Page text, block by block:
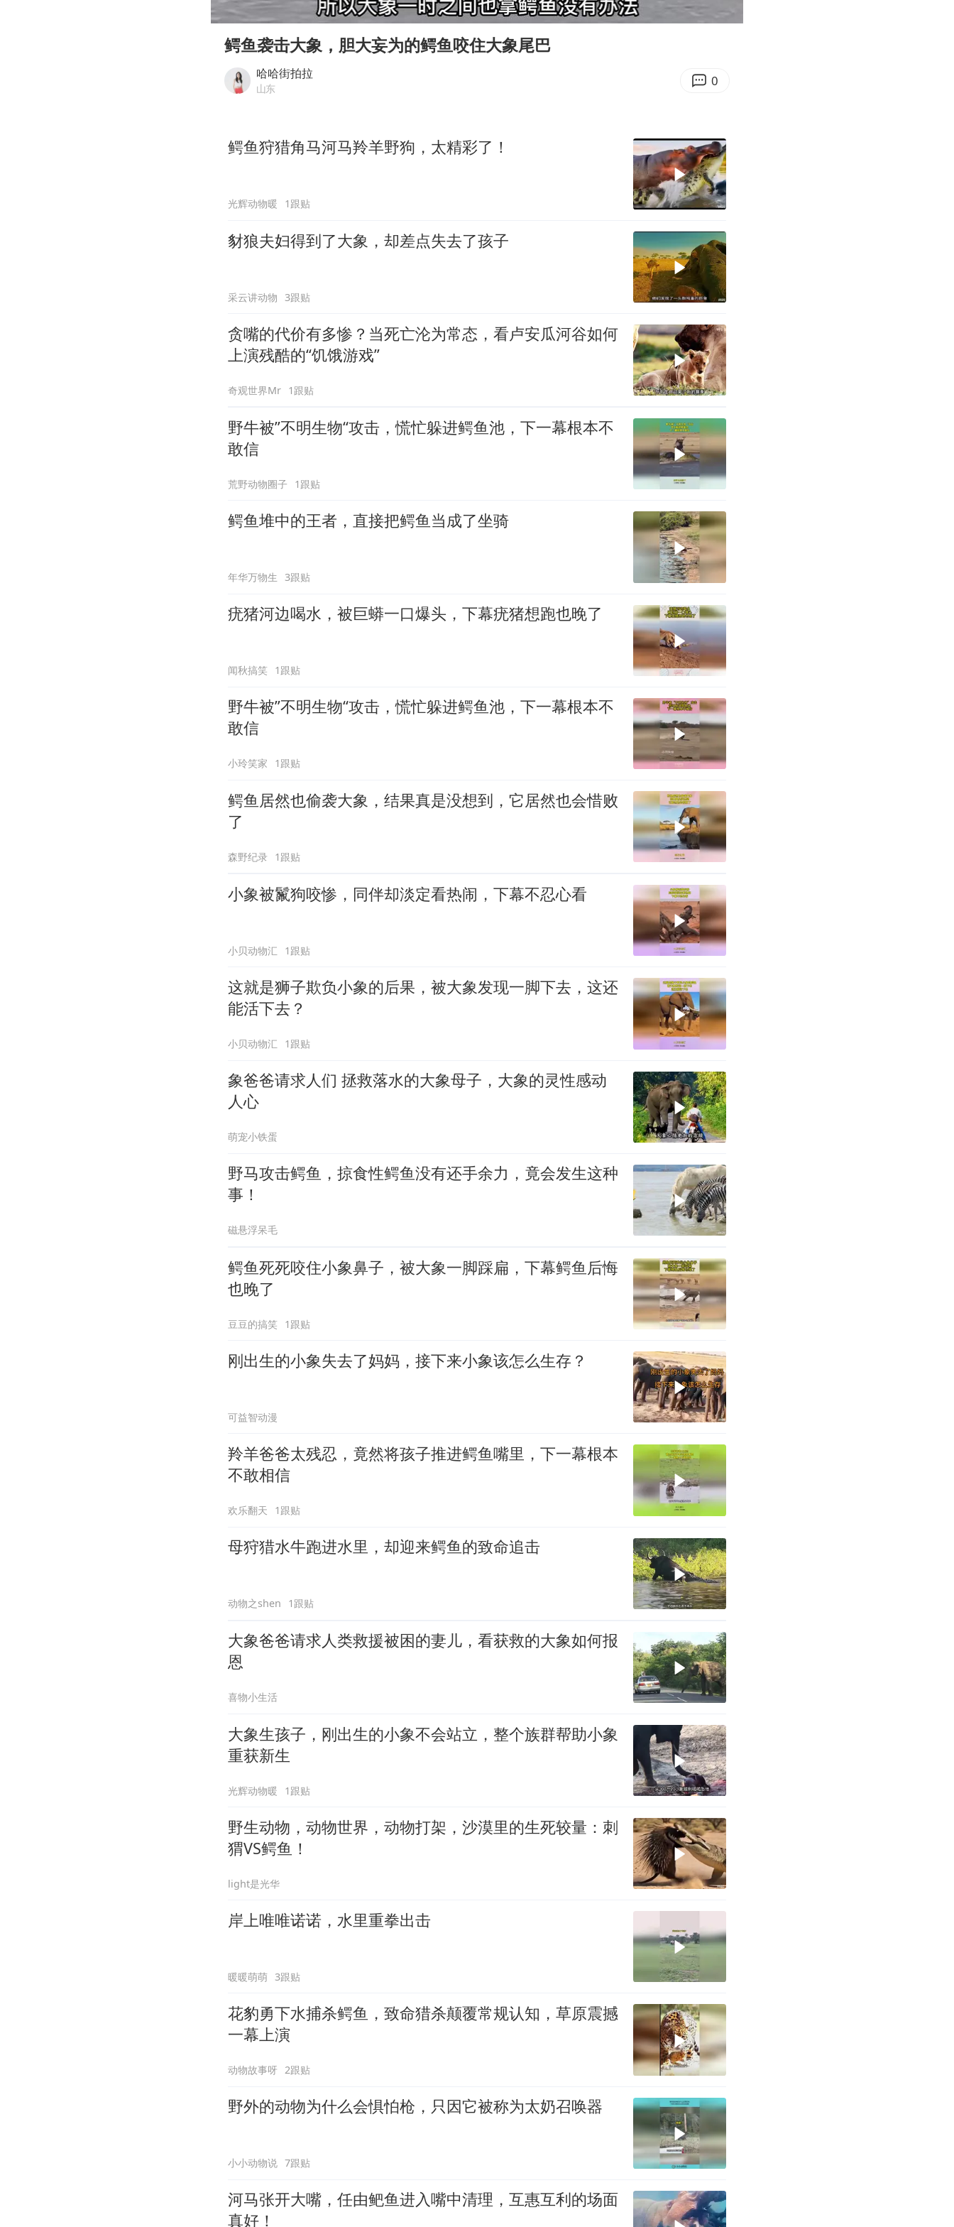
女子利用漏洞0元薅走3000多件家电
80后女柜员逆袭成4200亿银行副行长
村民谈“梅姨”：叫的其实是“媒姨”
Play
00:00 01:34
Enter
鳄鱼袭击大象，胆大妄为的鳄鱼咬住大象尾巴
哈哈街拍拉
山东 0
鳄鱼狩猎角马河马羚羊野狗，太精彩了！
光辉动物暖 1跟贴
豺狼夫妇得到了大象，却差点失去了孩子
采云讲动物 3跟贴
贪嘴的代价有多惨？当死亡沦为常态，看卢安瓜河谷如何
上演残酷的“饥饿游戏”
奇观世界Mr 1跟贴
野牛被”不明生物“攻击，慌忙躲进鳄鱼池，下一幕根本不
敢信
荒野动物圈子 1跟贴
鳄鱼堆中的王者，直接把鳄鱼当成了坐骑
年华万物生 3跟贴
疣猪河边喝水，被巨蟒一口爆头，下幕疣猪想跑也晚了
闻秋搞笑 1跟贴
野牛被”不明生物“攻击，慌忙躲进鳄鱼池，下一幕根本不
敢信
小玲笑家 1跟贴
鳄鱼居然也偷袭大象，结果真是没想到，它居然也会惜败
了
森野纪录 1跟贴
小象被鬣狗咬惨，同伴却淡定看热闹，下幕不忍心看
小贝动物汇 1跟贴
这就是狮子欺负小象的后果，被大象发现一脚下去，这还
能活下去？
小贝动物汇 1跟贴
象爸爸请求人们 拯救落水的大象母子，大象的灵性感动
人心
萌宠小铁蛋
野马攻击鳄鱼，掠食性鳄鱼没有还手余力，竟会发生这种
事！
磁悬浮呆毛
鳄鱼死死咬住小象鼻子，被大象一脚踩扁，下幕鳄鱼后悔
也晚了
豆豆的搞笑 1跟贴
刚出生的小象失去了妈妈，接下来小象该怎么生存？
可益智动漫
羚羊爸爸太残忍，竟然将孩子推进鳄鱼嘴里，下一幕根本
不敢相信
欢乐翻天 1跟贴
母狩猎水牛跑进水里，却迎来鳄鱼的致命追击
动物之shen 1跟贴
大象爸爸请求人类救援被困的妻儿，看获救的大象如何报
恩
喜物小生活
大象生孩子，刚出生的小象不会站立，整个族群帮助小象
重获新生
光辉动物暖 1跟贴
野生动物，动物世界，动物打架，沙漠里的生死较量：刺
猬VS鳄鱼！
light是光华
岸上唯唯诺诺，水里重拳出击
暖暖萌萌 3跟贴
花豹勇下水捕杀鳄鱼，致命猎杀颠覆常规认知，草原震撼
一幕上演
动物故事呀 2跟贴
野外的动物为什么会惧怕枪，只因它被称为太奶召唤器
小小动物说 7跟贴
河马张开大嘴，任由鲃鱼进入嘴中清理，互惠互利的场面
真好！